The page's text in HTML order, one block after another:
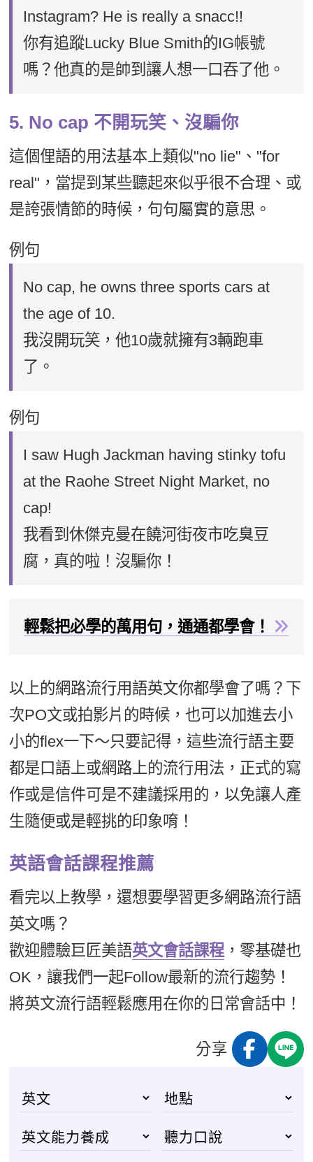
Instagram? He is really a snacc!!
你有追蹤Lucky Blue Smith的IG帳號
嗎？他真的是帥到讓人想一口吞了他。
5. No cap 不開玩笑、沒騙你
這個俚語的用法基本上類似"no lie"、"for
real"，當提到某些聽起來似乎很不合理、或
是誇張情節的時候，句句屬實的意思。
例句
No cap, he owns three sports cars at
the age of 10.
我沒開玩笑，他10歲就擁有3輛跑車
了。
例句
I saw Hugh Jackman having stinky tofu
at the Raohe Street Night Market, no
cap!
我看到休傑克曼在饒河街夜市吃臭豆
腐，真的啦！沒騙你！
輕鬆把必學的萬用句，通通都學會！
以上的網路流行用語英文你都學會了嗎？下
次PO文或拍影片的時候，也可以加進去小
小的flex一下～只要記得，這些流行語主要
都是口語上或網路上的流行用法，正式的寫
作或是信件可是不建議採用的，以免讓人產
生隨便或是輕挑的印象唷！
英語會話課程推薦
看完以上教學，還想要學習更多網路流行語
英文嗎？
歡迎體驗巨匠美語英文會話課程 ，零基礎也
OK，讓我們一起Follow最新的流行趨勢！
將英文流行語輕鬆應用在你的日常會話中！
分享